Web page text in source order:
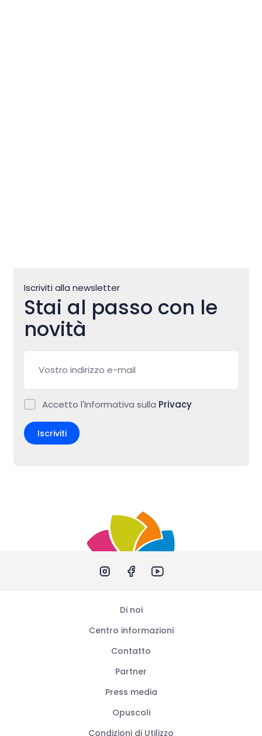
Iscriviti alla newsletter
Stai al passo con le
novità
Accetto l'Informativa sulla Privacy
Iscriviti
Di noi
Centro informazioni
Contatto
Partner
Press media
Opuscoli
Condizioni di Utilizzo